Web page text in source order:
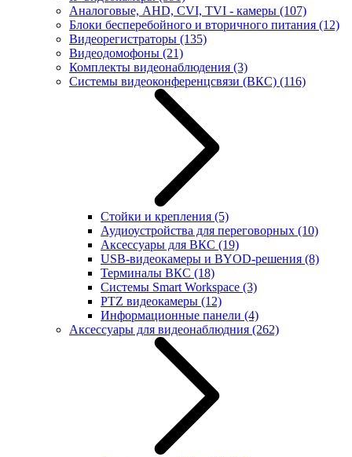
Аналоговые, AHD, CVI, TVI - камеры (107)
Блоки бесперебойного и вторичного питания (12)
Видеорегистраторы (135)
Видеодомофоны (21)
Комплекты видеонаблюдения (3)
Системы видеоконференцсвязи (ВКС) (116)
Стойки и крепления (5)
Аудиоустройства для переговорных (10)
Аксессуары для ВКС (19)
USB-видеокамеры и BYOD-решения (8)
Терминалы ВКС (18)
Системы Smart Workspace (3)
PTZ видеокамеры (12)
Информационные панели (4)
Аксессуары для видеонаблюдния (262)